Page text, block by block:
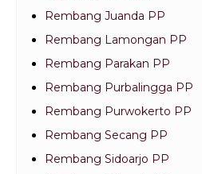
Rembang Juanda PP
Rembang Lamongan PP
Rembang Parakan PP
Rembang Purbalingga PP
Rembang Purwokerto PP
Rembang Secang PP
Rembang Sidoarjo PP